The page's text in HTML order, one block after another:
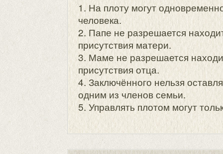
1. На плоту могут
человека.
2. Папе не разрешается
присутствия матери.
3. Маме не разрешается
присутствия отца.
4. Заключённого нельзя
одним из членов семьи.
5. Управлять плотом могут